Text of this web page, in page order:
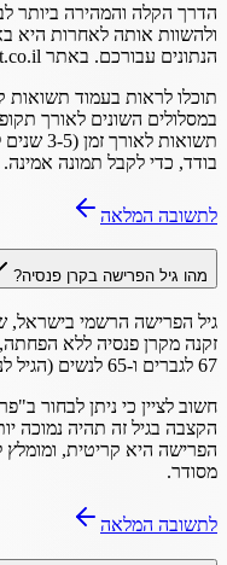
הדרך הקלה והמהירה ביותר
ולהשוות אותה לאחרות היא
הנתונים עבורכם. באתר Lirot.co.il אנו מציעים כלי ייעודי בדיוק לשם כך.
תוכלו לראות בעמוד תשואות
במסלולים השונים לאורך
תשואות
בודד, כדי לקבל תמונה אמינה.
לתשובה המלאה
מהו גיל הפרישה בקרן פנסיה?
גיל הפרישה הרשמי בישראל,
זקנה מקרן פנסיה ללא הפחתה,
67 לגברים ו-65 לנשים (הגיל לנשים עולה בהדרגה בהתאם לשנת הלידה).
הקצבה בגיל זה תהיה נמוכה
הפרישה היא קריטית,
מסודר.
לתשובה המלאה